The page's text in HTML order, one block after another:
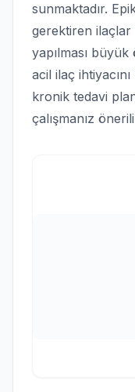
sunmaktadır.
gerektiren ilaçlar
yapılması
acil ilaç
kronik tedavi
çalışmanız